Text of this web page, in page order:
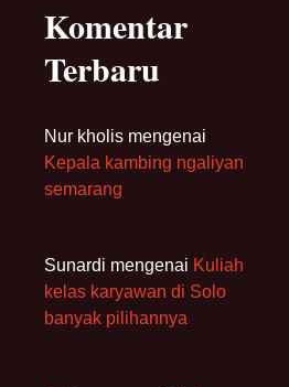
Komentar
Terbaru
Nur kholis mengenai
Kepala kambing ngaliyan
semarang
Sunardi mengenai Kuliah
kelas karyawan di Solo
banyak pilihannya